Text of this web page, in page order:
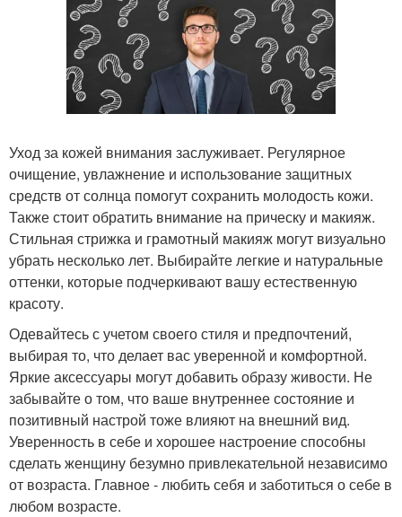
Уход за кожей внимания заслуживает. Регулярное
очищение, увлажнение и использование защитных
средств от солнца помогут сохранить молодость кожи.
Также стоит обратить внимание на прическу и макияж.
Стильная стрижка и грамотный макияж могут визуально
убрать несколько лет. Выбирайте легкие и натуральные
оттенки, которые подчеркивают вашу естественную
красоту.
Одевайтесь с учетом своего стиля и предпочтений,
выбирая то, что делает вас уверенной и комфортной.
Яркие аксессуары могут добавить образу живости. Не
забывайте о том, что ваше внутреннее состояние и
позитивный настрой тоже влияют на внешний вид.
Уверенность в себе и хорошее настроение способны
сделать женщину безумно привлекательной независимо
от возраста. Главное - любить себя и заботиться о себе в
любом возрасте.